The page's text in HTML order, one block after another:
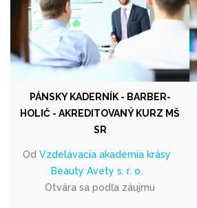
PÁNSKY KADERNÍK - BARBER-
HOLIČ - AKREDITOVANÝ KURZ MŠ
SR
Od Vzdelávacia akadémia krásy
Beauty Avety s. r. o.
Otvára sa podľa záujmu